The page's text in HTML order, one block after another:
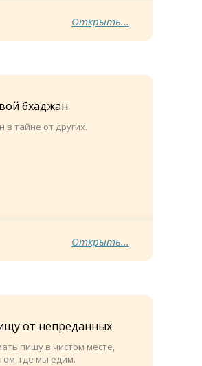
Открыть...
бхаджан
в тайне от других.
Открыть...
от непреданных
пищу в чистом месте,
где мы едим.